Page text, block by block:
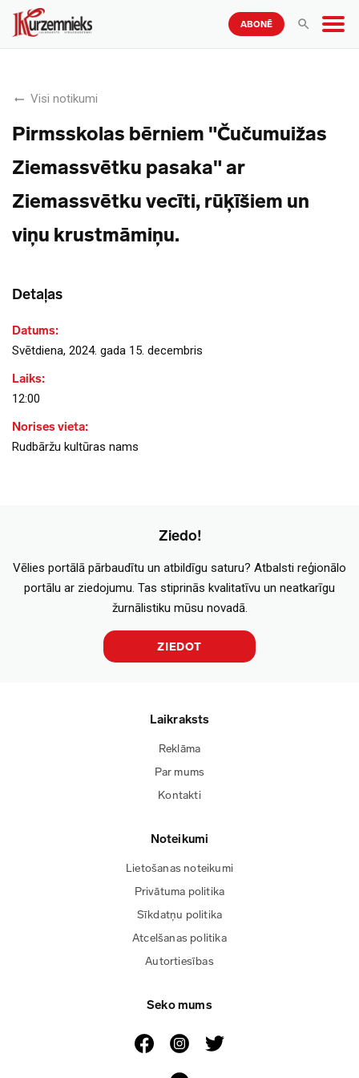
ABONĒ
Visi notikumi
Pirmsskolas bērniem "Čučumuižas
Ziemassvētku pasaka" ar
Ziemassvētku vecīti, rūķīšiem un
viņu krustmāmiņu.
Detaļas
Datums:
Svētdiena, 2024. gada 15. decembris
Laiks:
12:00
Norises vieta:
Rudbāržu kultūras nams
Ziedo!
Vēlies portālā pārbaudītu un atbildīgu saturu? Atbalsti reģionālo
portālu ar ziedojumu. Tas stiprinās kvalitatīvu un neatkarīgu
žurnālistiku mūsu novadā.
ZIEDOT
Laikraksts
Reklāma
Par mums
Kontakti
Noteikumi
Lietošanas noteikumi
Privātuma politika
Sīkdatņu politika
Atcelšanas politika
Autortiesības
Seko mums